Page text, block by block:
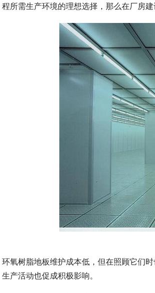
程所需生产环境的理想选择，那么在厂房
环氧树脂地板维护成本低，但在照顾它们
生产活动也促成积极影响。